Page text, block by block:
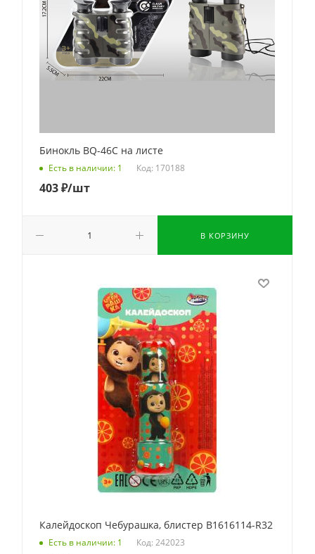
Бинокль BQ-46C на листе
Есть в наличии: 1 Код: 170188
403₽/шт
В КОРЗИНУ
Калейдоскоп Чебурашка, блистер B1616114-R32
Есть в наличии: 1 Код: 242023